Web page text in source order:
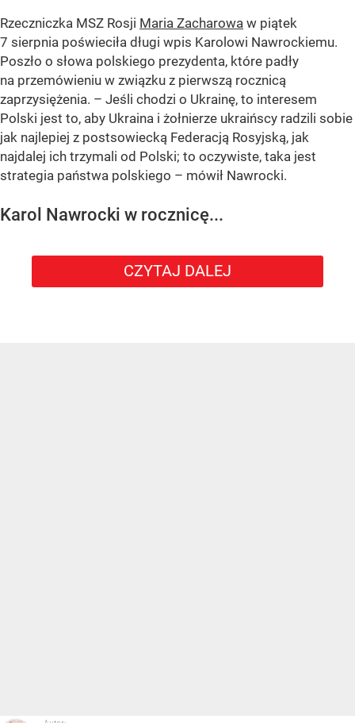
Rzeczniczka MSZ Rosji Maria Zacharowa w piątek
7 sierpnia poświeciła długi wpis Karolowi Nawrockiemu.
Poszło o słowa polskiego prezydenta, które padły
na przemówieniu w związku z pierwszą rocznicą
zaprzysiężenia. – Jeśli chodzi o Ukrainę, to interesem
Polski jest to, aby Ukraina i żołnierze ukraińscy radzili sobie
jak najlepiej z postsowiecką Federacją Rosyjską, jak
najdalej ich trzymali od Polski; to oczywiste, taka jest
strategia państwa polskiego – mówił Nawrocki.
Karol Nawrocki w rocznicę...
CZYTAJ DALEJ